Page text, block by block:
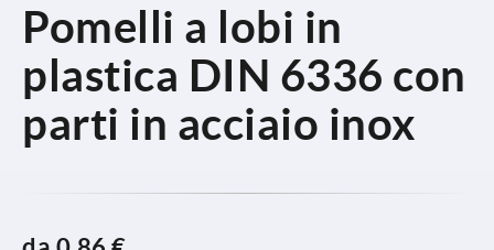
Pomelli a lobi in
plastica DIN 6336 con
parti in acciaio inox